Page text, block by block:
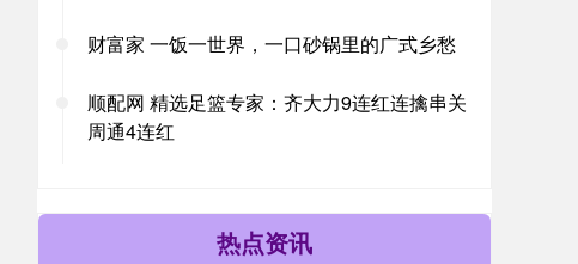
财富家 一饭一世界，一口砂锅里的广式乡愁
顺配网 精选足篮专家：齐大力9连红连擒串关
周通4连红
热点资讯